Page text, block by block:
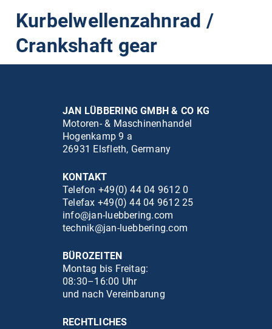
Kurbelwellenzahnrad /
Crankshaft gear
JAN LÜBBERING GMBH & CO KG
Motoren- & Maschinenhandel
Hogenkamp 9 a
26931 Elsfleth, Germany
KONTAKT
Telefon +49(0) 44 04 9612 0
Telefax +49(0) 44 04 9612 25
info@jan-luebbering.com
technik@jan-luebbering.com
BÜROZEITEN
Montag bis Freitag:
08:30–16:00 Uhr
und nach Vereinbarung
RECHTLICHES